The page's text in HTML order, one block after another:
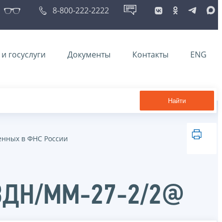
8-800-222-2222
госуслуги Документы Контакты ENG
Найти
в ФНС России
ММ-27-2/2@